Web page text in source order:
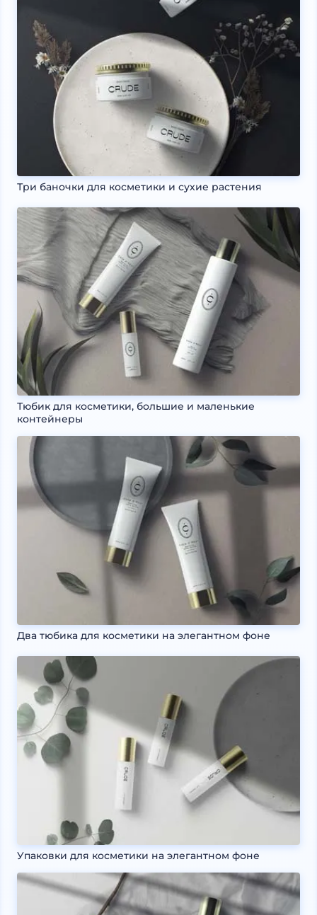
Три баночки для косметики и сухие растения
Тюбик для косметики, большие и маленькие
контейнеры
Два тюбика для косметики на элегантном фоне
Упаковки для косметики на элегантном фоне